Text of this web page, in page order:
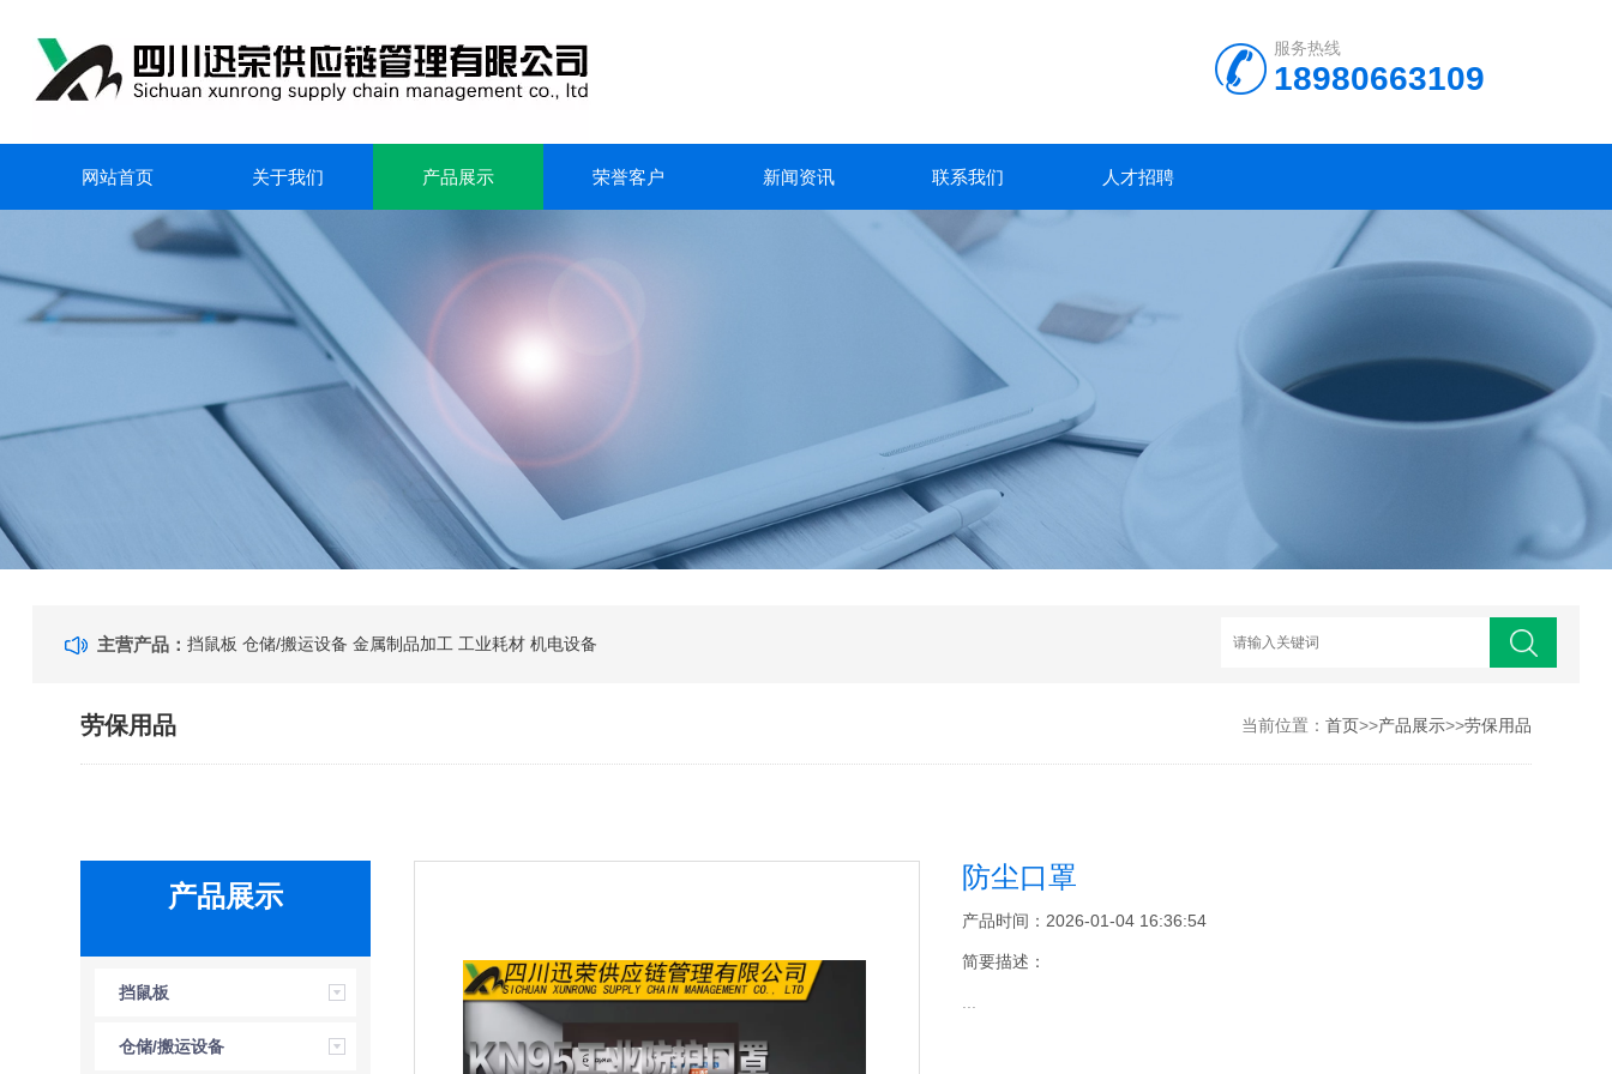
服务热线
18980663109
网站首页 关于我们 产品展示 荣誉客户 新闻资讯 联系我们 人才招聘
主营产品：挡鼠板 仓储/搬运设备 金属制品加工 工业耗材 机电设备
劳保用品 当前位置： 首页>>产品展示>>劳保用品
产品展示
挡鼠板
仓储/搬运设备
防尘口罩
产品时间：2026-01-04 16:36:54
简要描述：